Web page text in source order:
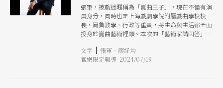
張軍，被戲迷暱稱為「崑曲王子」，現在不僅有演
員身分，同時也是上海戲劇學院附屬戲曲學校校
長，肩負教學、行政等重責，將生命與生活都全面
投身於崑曲藝術裡頭。本次的「藝術家請回答」活
抽離劇中卜拓思（Brutus）等人物，一字一句用錄
音的方式回答了戲迷提問。他溫柔且深情的嗓音，
文字 | 張軍、廖紓均
官網限定報導 2024/07/19